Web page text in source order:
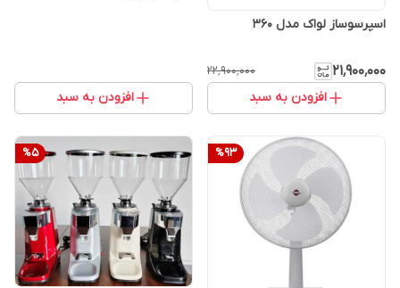
اسپرسوساز لواک مدل 360
۲۱٬۹۰۰٬۰۰۰ ۲۲٬۹۰۰٬۰۰۰
افزودن به سبد افزودن به سبد
%93
%5